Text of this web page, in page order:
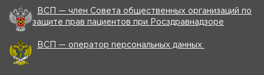
ВСП — член Совета общественных организаций по
защите прав пациентов при Росздравнадзоре
ВСП — оператор персональных данных